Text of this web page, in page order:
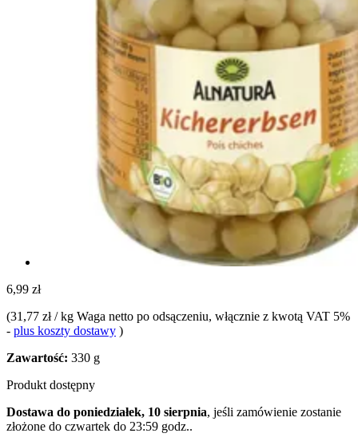
6,99 zł
(31,77 zł / kg Waga netto po odsączeniu, włącznie z kwotą VAT 5%
- plus koszty dostawy )
Zawartość: 330 g
Produkt dostępny
Dostawa do poniedziałek, 10 sierpnia, jeśli zamówienie zostanie
złożone do czwartek do 23:59 godz..